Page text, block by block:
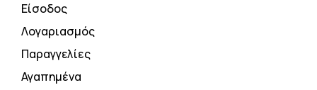
Είσοδος
Λογαριασμός
Παραγγελίες
Αγαπημένα